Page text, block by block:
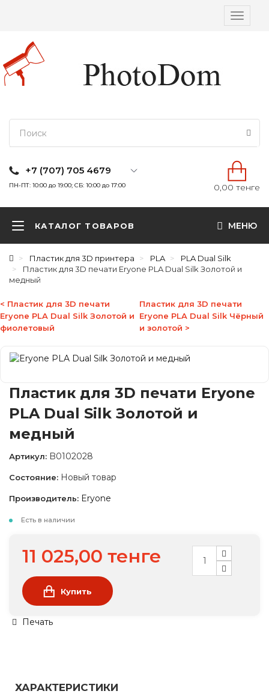
Вкл/
+7 (707) 705 4679
ПН-ПТ: 10:00 до 19:00; СБ: 10:00 до 17:00 0,00 тенге
КАТАЛОГ ТОВАРОВ МЕНЮ
Пластик для 3D принтера PLA
PLA Dual Silk
Пластик для 3D печати Eryone PLA Dual Silk Золотой и
медный
< Пластик для 3D печати
Eryone PLA Dual Silk Золотой и
фиолетовый
Пластик для 3D печати
Eryone PLA Dual Silk Чёрный
и золотой >
Пластик для 3D печати Eryone
PLA Dual Silk Золотой и
медный
Артикул: B0102028
Состояние: Новый товар
Производитель: Eryone
Есть в наличии
11 025,00 тенге
Купить
Печать
ХАРАКТЕРИСТИКИ